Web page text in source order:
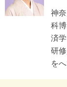
神
科
済
研
を